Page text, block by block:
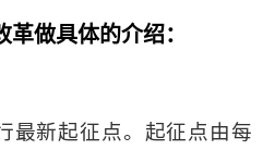
做具体的介绍：
最新起征点。起征点由每